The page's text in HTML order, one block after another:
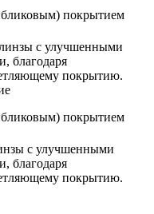
покрытием
с улучшенными
благодаря
покрытию.
покрытием
с улучшенными
благодаря
покрытию.